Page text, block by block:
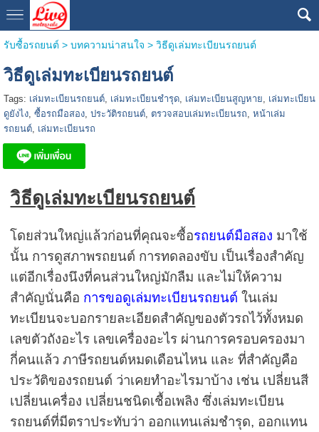
รับซื้อรถยนต์ > บทความน่าสนใจ > วิธีดูเล่มทะเบียนรถยนต์
วิธีดูเล่มทะเบียนรถยนต์
Tags: เล่มทะเบียนรถยนต์, เล่มทะเบียนชำรุด, เล่มทะเบียนสูญหาย, เล่มทะเบียน
ดูยังไง, ซื้อรถมือสอง, ประวัติรถยนต์, ตรวจสอบเล่มทะเบียนรถ, หน้าเล่ม
รถยนต์, เล่มทะเบียนรถ
วิธีดูเล่มทะเบียนรถยนต์
โดยส่วนใหญ่แล้วก่อนที่คุณจะซื้อรถยนต์มือสอง มาใช้
นั้น การดูสภาพรถยนต์ การทดลองขับ เป็นเรื่องสำคัญ
แต่อีกเรื่องนึงที่คนส่วนใหญ่มักลืม และไม่ให้ความ
สำคัญนั่นคือ การขอดูเล่มทะเบียนรถยนต์ ในเล่ม
ทะเบียนจะบอกรายละเอียดสำคัญของตัวรถไว้ทั้งหมด
เลขตัวถังอะไร เลขเครื่องอะไร ผ่านการครอบครองมา
กี่คนแล้ว ภาษีรถยนต์หมดเดือนไหน และ ที่สำคัญคือ
ประวัติของรถยนต์ ว่าเคยทำอะไรมาบ้าง เช่น เปลี่ยนสี
เปลี่ยนเครื่อง เปลี่ยนชนิดเชื้อเพลิง ซึ่งเล่มทะเบียน
รถยนต์ที่มีตราประทับว่า ออกแทนเล่มชำรุด, ออกแทน